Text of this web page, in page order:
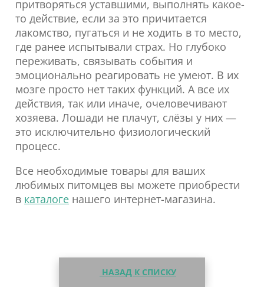
притворяться уставшими, выполнять какое-
то действие, если за это причитается
лакомство, пугаться и не ходить в то место,
где ранее испытывали страх. Но глубоко
переживать, связывать события и
эмоционально реагировать не умеют. В их
мозге просто нет таких функций. А все их
действия, так или иначе, очеловечивают
хозяева. Лошади не плачут, слёзы у них —
это исключительно физиологический
процесс.
Все необходимые товары для ваших
любимых питомцев вы можете приобрести
в каталоге нашего интернет-магазина.
НАЗАД К СПИСКУ